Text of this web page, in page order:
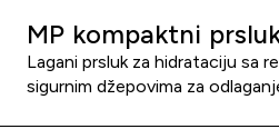
MP kompaktni
Lagani prsluk za hidrataciju sa
sigurnim džepovima za